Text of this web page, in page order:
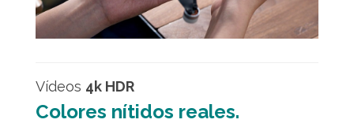
Vídeos 4k HDR
Colores nítidos reales.